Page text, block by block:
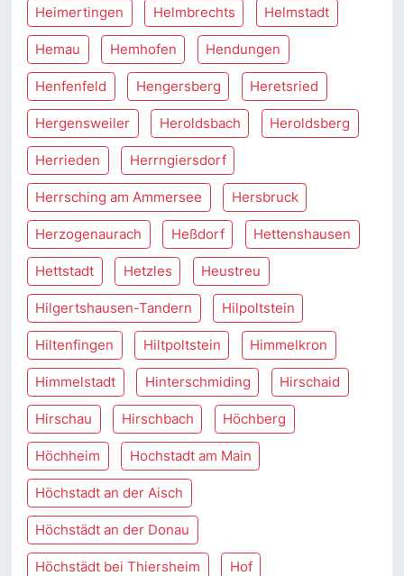
Heimertingen Helmbrechts Helmstadt
Hemau Hemhofen Hendungen
Henfenfeld Hengersberg Heretsried
Hergensweiler Heroldsbach Heroldsberg
Herrieden Herrngiersdorf
Herrsching am Ammersee Hersbruck
Herzogenaurach Heßdorf Hettenshausen
Hettstadt Hetzles Heustreu
Hilgertshausen-Tandern Hilpoltstein
Hiltenfingen Hiltpoltstein Himmelkron
Himmelstadt Hinterschmiding Hirschaid
Hirschau Hirschbach Höchberg
Höchheim Hochstadt am Main
Höchstadt an der Aisch
Höchstädt an der Donau
Höchstädt bei Thiersheim Hof